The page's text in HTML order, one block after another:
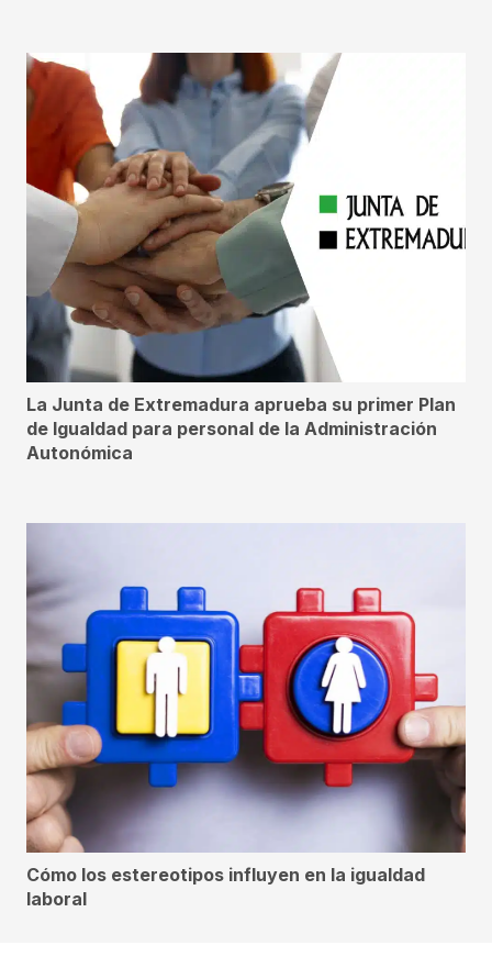
La Junta de Extremadura aprueba su primer Plan
de Igualdad para personal de la Administración
Autonómica
Cómo los estereotipos influyen en la igualdad
laboral